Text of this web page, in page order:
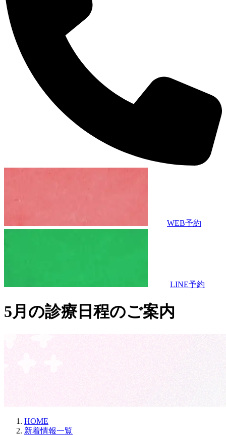
WEB予約
LINE予約
5月の​診療日程の​ご案内
HOME
新着情報一覧